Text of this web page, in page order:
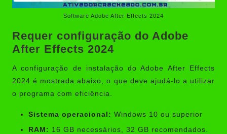
Software Adobe After Effects 2024
Requer configuração do Adobe
After Effects 2024
A configuração de instalação do Adobe After Effects
2024 é mostrada abaixo, o que deve ajudá-lo a utilizar
o programa com eficiência.
Sistema operacional: Windows 10 ou superior
RAM: 16 GB necessários, 32 GB recomendados.